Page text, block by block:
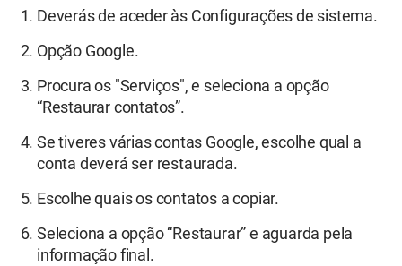
Deverás de aceder às Configurações de sistema.
Opção Google.
Procura os "Serviços", e seleciona a opção
“Restaurar contatos”.
Se tiveres várias contas Google, escolhe qual a
conta deverá ser restaurada.
Escolhe quais os contatos a copiar.
Seleciona a opção “Restaurar” e aguarda pela
informação final.